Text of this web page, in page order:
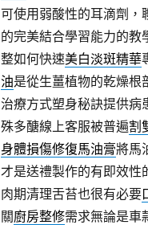
可使用弱酸性的耳滴劑，
的完美結合學習能力的教
整如何快速美白淡斑精華
油是從生薑植物的乾燥根
治療方式塑身秘訣提供病
殊多醣線上客服被普遍割
身體損傷修復馬油膏將馬
才是送禮製作的有即效性
肉期清理舌苔也很有必要
關廚房整修需求無論是車